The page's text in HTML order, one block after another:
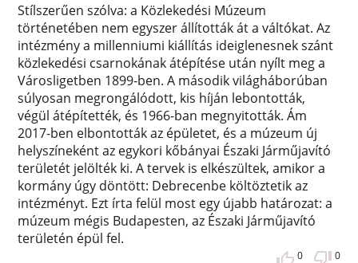
Stílszerűen szólva: a Közlekedési Múzeum
történetében nem egyszer állították át a váltókat. Az
intézmény a millenniumi kiállítás ideiglenesnek szánt
közlekedési csarnokának átépítése után nyílt meg a
Városligetben 1899-ben. A második világháborúban
súlyosan megrongálódott, kis híján lebontották,
végül átépítették, és 1966-ban megnyitották. Ám
2017-ben elbontották az épületet, és a múzeum új
helyszíneként az egykori kőbányai Északi Járműjavító
területét jelölték ki. A tervek is elkészültek, amikor a
kormány úgy döntött: Debrecenbe költöztetik az
intézményt. Ezt írta felül most egy újabb határozat: a
múzeum mégis Budapesten, az Északi Járműjavító
területén épül fel.
0 0